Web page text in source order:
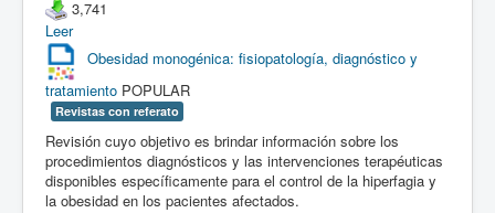
3,741
Leer
Obesidad monogénica: fisiopatología, diagnóstico y
tratamiento POPULAR
Revistas con referato
Revisión cuyo objetivo es brindar información sobre los
procedimientos diagnósticos y las intervenciones terapéuticas
disponibles específicamente para el control de la hiperfagia y
la obesidad en los pacientes afectados.